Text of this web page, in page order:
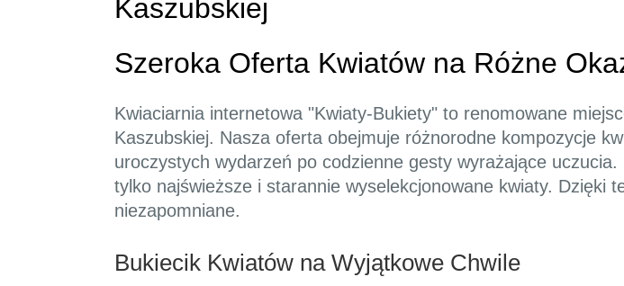
Kaszubskiej
Szeroka Oferta Kwiatów na Różne
Kwiaciarnia internetowa "Kwiaty-Bukiety" to renomowane
Kaszubskiej. Nasza oferta obejmuje różnorodne kompozycje
uroczystych wydarzeń po codzienne gesty wyrażające
tylko najświeższe i starannie wyselekcjonowane kwiaty. Dzięki
niezapomniane.
Bukiecik Kwiatów na Wyjątkowe Chwile